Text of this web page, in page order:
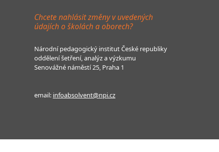
Chcete nahlásit změny v uvedených
údajích o školách a oborech?
Národní pedagogický institut České republiky
oddělení šetření, analýz a výzkumu
Senovážné náměstí 25, Praha 1
email: infoabsolvent@npi.cz